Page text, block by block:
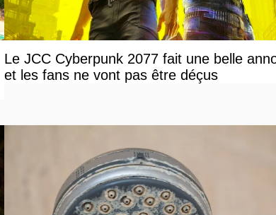
Le JCC Cyberpunk 2077 fait une belle
et les fans ne vont pas être déçus